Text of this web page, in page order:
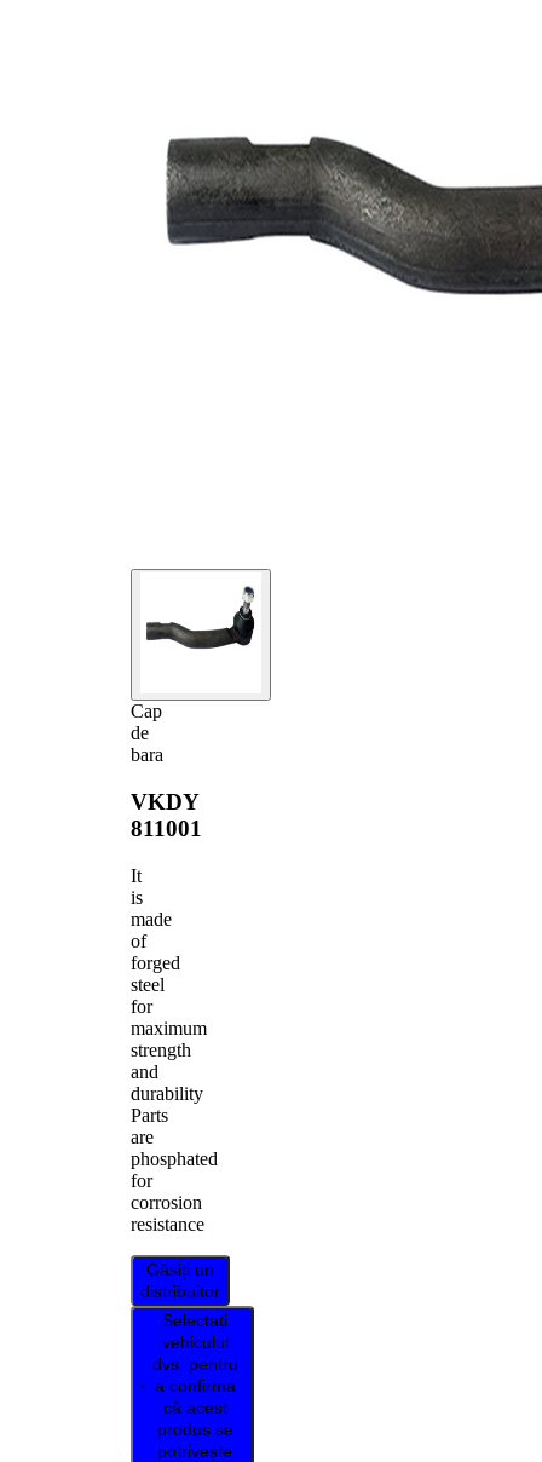
Cap
de
bara
VKDY
811001
It
is
made
of
forged
steel
for
maximum
strength
and
durability
Parts
are
phosphated
for
corrosion
resistance
Găsiți un
distribuitor
Selectați
vehiculul
dvs. pentru
a confirma
că acest
produs se
potrivește